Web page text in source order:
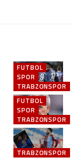
FUTBOL
SPOR
TRABZONSPOR
FUTBOL
SPOR
TRABZONSPOR
TRABZONSPOR